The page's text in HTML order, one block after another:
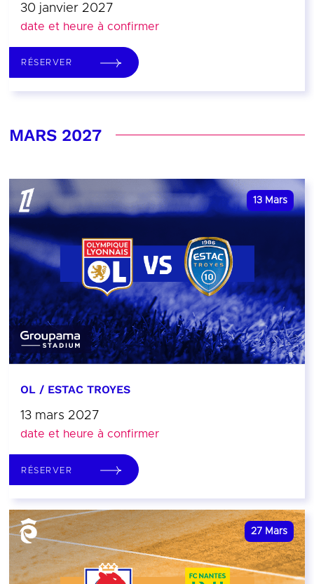
30 janvier 2027
date et heure à confirmer
RÉSERVER
MARS 2027
13 Mars
OL / ESTAC TROYES
13 mars 2027
date et heure à confirmer
RÉSERVER
27 Mars